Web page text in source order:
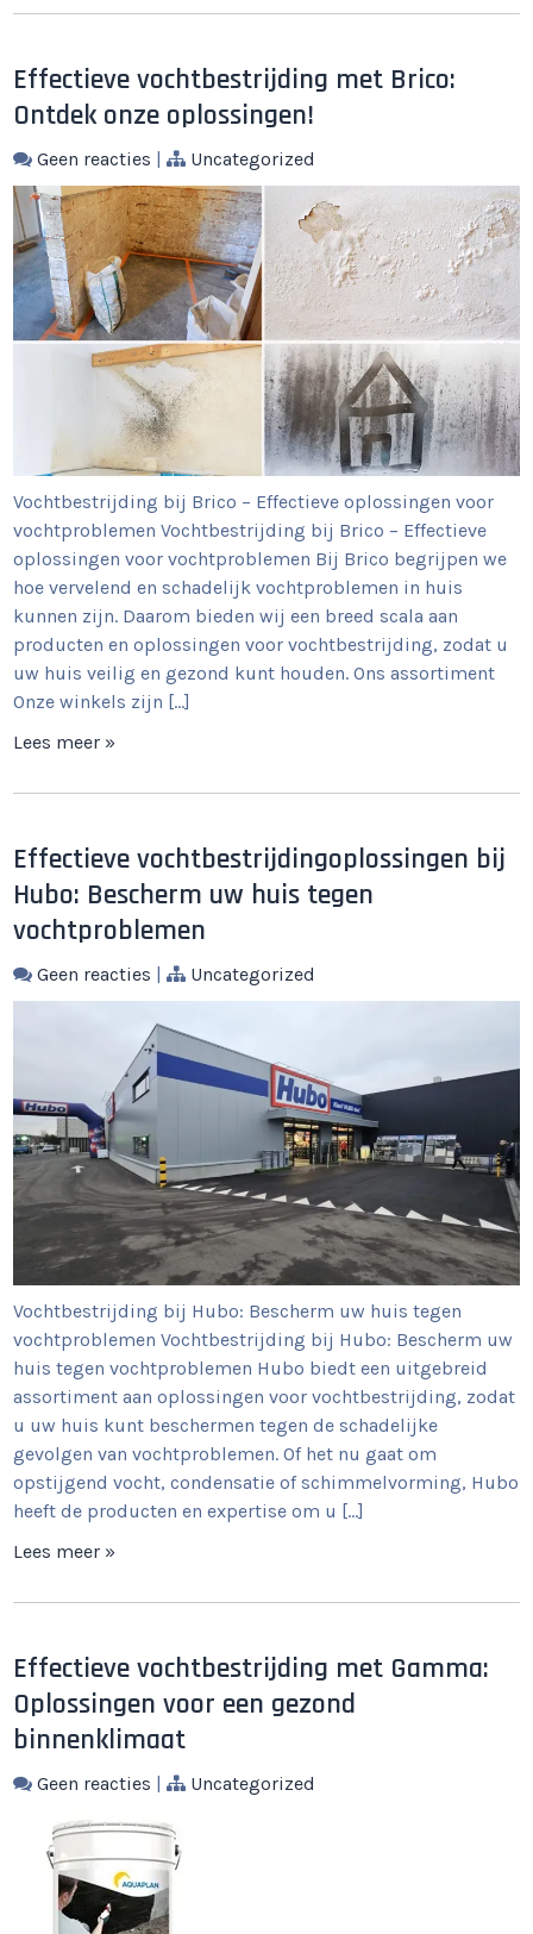
Effectieve vochtbestrijding met Brico:
Ontdek onze oplossingen!
Geen reacties | Uncategorized
Vochtbestrijding bij Brico – Effectieve oplossingen voor
vochtproblemen Vochtbestrijding bij Brico – Effectieve
oplossingen voor vochtproblemen Bij Brico begrijpen we
hoe vervelend en schadelijk vochtproblemen in huis
kunnen zijn. Daarom bieden wij een breed scala aan
producten en oplossingen voor vochtbestrijding, zodat u
uw huis veilig en gezond kunt houden. Ons assortiment
Onze winkels zijn […]
Lees meer »
Effectieve vochtbestrijdingoplossingen bij
Hubo: Bescherm uw huis tegen
vochtproblemen
Geen reacties | Uncategorized
Vochtbestrijding bij Hubo: Bescherm uw huis tegen
vochtproblemen Vochtbestrijding bij Hubo: Bescherm uw
huis tegen vochtproblemen Hubo biedt een uitgebreid
assortiment aan oplossingen voor vochtbestrijding, zodat
u uw huis kunt beschermen tegen de schadelijke
gevolgen van vochtproblemen. Of het nu gaat om
opstijgend vocht, condensatie of schimmelvorming, Hubo
heeft de producten en expertise om u […]
Lees meer »
Effectieve vochtbestrijding met Gamma:
Oplossingen voor een gezond
binnenklimaat
Geen reacties | Uncategorized